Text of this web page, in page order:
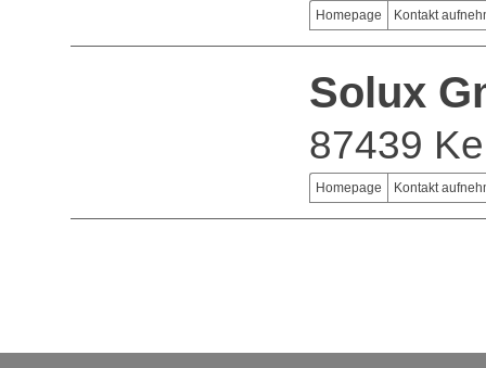
Homepage Kontakt
Solux
87439
Homepage Kontakt